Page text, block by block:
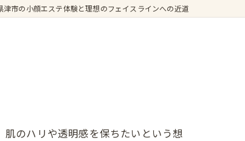
津市の小顔エステ体験と理想のフェイスラインへの近道
のハリや透明感を保ちたいという想